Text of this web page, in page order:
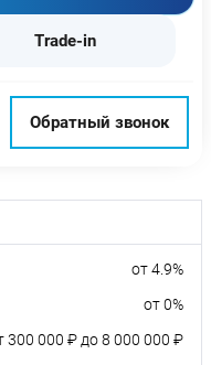
Trade-in
Обратный звонок
от 4.9%
от 0%
300 000 ₽ до 8 000 000 ₽